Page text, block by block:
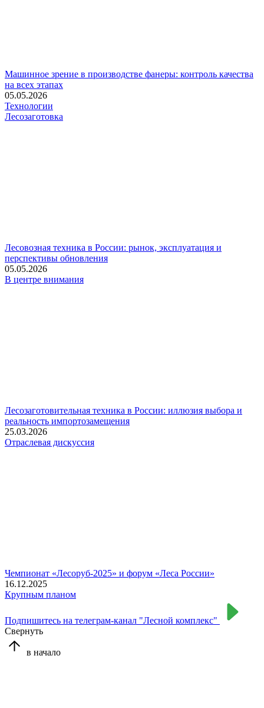
Машинное зрение в производстве фанеры: контроль качества
на всех этапах
05.05.2026
Технологии
Лесозаготовка
Лесовозная техника в России: рынок, эксплуатация и
перспективы обновления
05.05.2026
В центре внимания
Лесозаготовительная техника в России: иллюзия выбора и
реальность импортозамещения
25.03.2026
Отраслевая дискуссия
Чемпионат «Лесоруб-2025» и форум «Леса России»
16.12.2025
Крупным планом
Подпишитесь на телеграм-канал "Лесной комплекс"
Свернуть
в начало